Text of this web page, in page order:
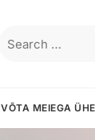
for:
VÕTA MEIEGA